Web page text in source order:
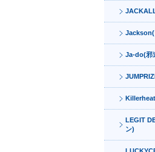
Jackson(
Ja-do(邪
LEGIT
ン)